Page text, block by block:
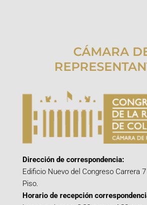
CÁMARA
Dirección de correspondencia:
Edificio Nuevo del Congreso Carrera
Piso.
Horario de recepción